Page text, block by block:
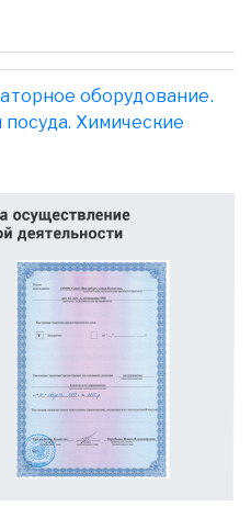
оборудование.
Химические